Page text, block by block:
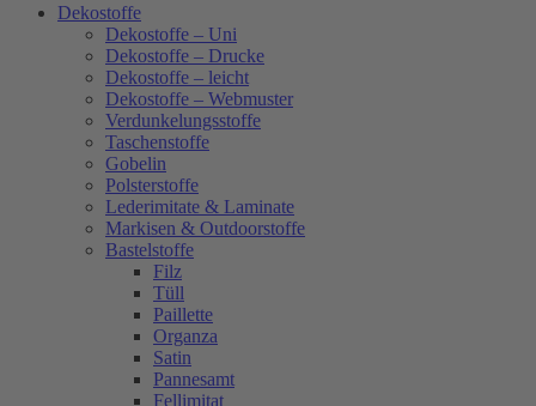
Dekostoffe
Dekostoffe – Uni
Dekostoffe – Drucke
Dekostoffe – leicht
Dekostoffe – Webmuster
Verdunkelungsstoffe
Taschenstoffe
Gobelin
Polsterstoffe
Lederimitate & Laminate
Markisen & Outdoorstoffe
Bastelstoffe
Filz
Tüll
Paillette
Organza
Satin
Pannesamt
Fellimitat